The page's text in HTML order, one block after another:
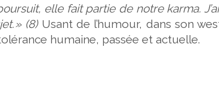
elle fait partie de notre karma.
» (8)Usant de l’humour, dans son
humaine, passée et actuelle.